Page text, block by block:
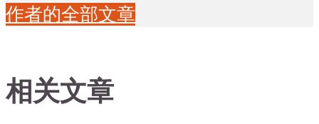
作者的全部文章
相关文章